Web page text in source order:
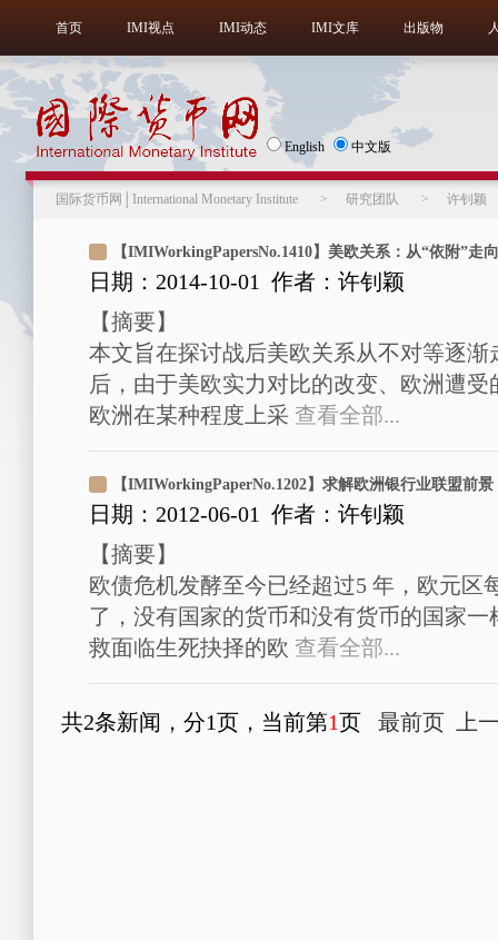
首页 IMI视点 IMI动态 IMI文库 出版物
English 中文版
国际货币网│International Monetary Institute > 研究团队 > 许钊颖
【IMIWorkingPapersNo.1410】美欧关系：从“依附”走
日期：2014-10-01 作者：许钊颖
【摘要】
本文旨在探讨战后美欧关系从不对等逐
后，由于美欧实力对比的改变、欧洲遭
欧洲在某种程度上采 查看全部...
【IMIWorkingPaperNo.1202】求解欧洲银行业联盟前景
日期：2012-06-01 作者：许钊颖
【摘要】
欧债危机发酵至今已经超过5 年，欧元区
了，没有国家的货币和没有货币的国家
救面临生死抉择的欧 查看全部...
共2条新闻，分1页，当前第1页 最前页 上